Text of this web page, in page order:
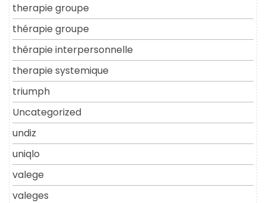
therapie groupe
thérapie groupe
thérapie interpersonnelle
therapie systemique
triumph
Uncategorized
undiz
uniqlo
valege
valeges